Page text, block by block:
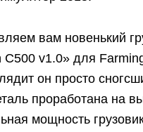
вам новенький
C500 v1.0» для
он просто
проработана на
мощность